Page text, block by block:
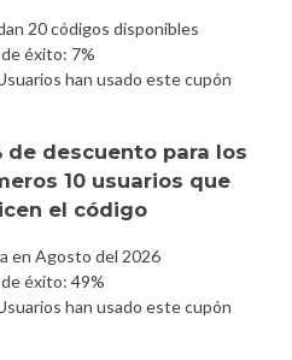
20 códigos disponibles
de éxito: 7%
han usado este cupón
de descuento para los
10 usuarios que
el código
en Agosto del 2026
de éxito: 49%
han usado este cupón